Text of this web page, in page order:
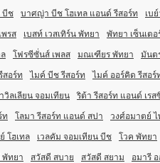
บีช บาศญ่า บีช โฮเทล แอนด์ รีสอร์ท เบ
พรส เบสท์ เวสเทิร์น พัทยา พัทยา เซ็นเตอ
โฟรซีซั่นส์ เพลส มณเฑียร พัทยา มันต
สอร์ท ไมค์ บีช รีสอร์ท ไมค์ ออร์คิด รีสอร์
วิลเลียน จอมเทียน ริต้า รีสอร์ท แอนด์ เรส
ท โลมา รีสอร์ท แอนด์ สปา วงศ์อมาตย์ ไ
ย์ โฮเทล เวลคัม จอมเทียน บีช โวค พัทยา
พัทยา สวัสดี สบาย สวัสดี สยาม อมารี